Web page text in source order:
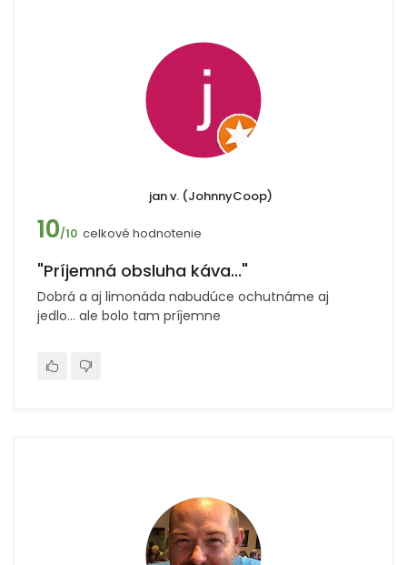
jan v. (JohnnyCoop)
10/10 celkové hodnotenie
"Príjemná obsluha káva..."
Dobrá a aj limonáda nabudúce ochutnáme aj
jedlo... ale bolo tam príjemne